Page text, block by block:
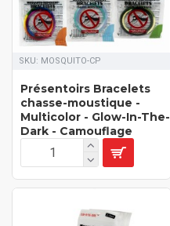
SKU: MOSQUITO-CP
Présentoirs Bracelets
chasse-moustique -
Multicolor - Glow-In-The-
Dark - Camouflage